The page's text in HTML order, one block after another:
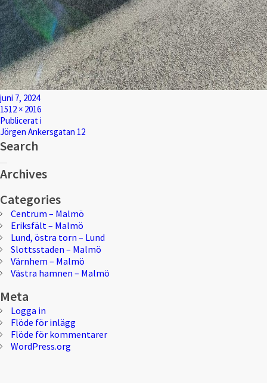
Postat
juni 7, 2024
Full
storlek
1512 × 2016
Inläggsnavigering
Publicerat i
Jörgen Ankersgatan 12
Search
efter:
Archives
Categories
Centrum – Malmö
Eriksfält – Malmö
Lund, östra torn – Lund
Slottsstaden – Malmö
Värnhem – Malmö
Västra hamnen – Malmö
Meta
Logga in
Flöde för inlägg
Flöde för kommentarer
WordPress.org